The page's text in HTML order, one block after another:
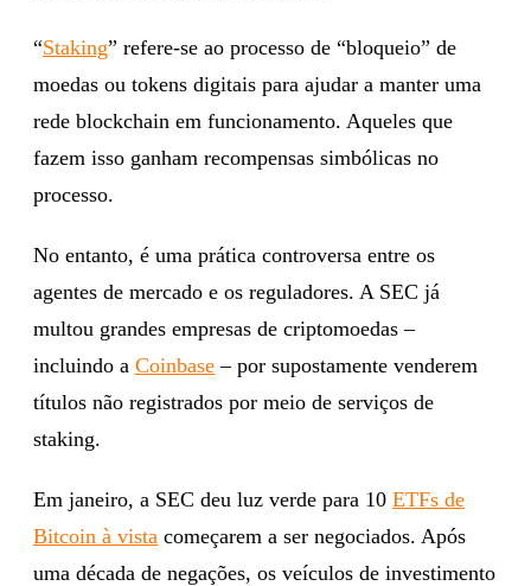
“Staking” refere-se ao processo de “bloqueio” de
moedas ou tokens digitais para ajudar a manter uma
rede blockchain em funcionamento. Aqueles que
fazem isso ganham recompensas simbólicas no
processo.
No entanto, é uma prática controversa entre os
agentes de mercado e os reguladores. A SEC já
multou grandes empresas de criptomoedas –
incluindo a Coinbase – por supostamente venderem
títulos não registrados por meio de serviços de
staking.
Em janeiro, a SEC deu luz verde para 10 ETFs de
Bitcoin à vista começarem a ser negociados. Após
uma década de negações, os veículos de investimento